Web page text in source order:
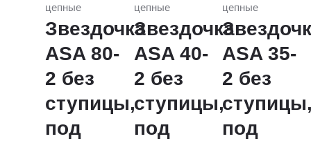
цепные
Звездочка
ASA 80-
2 без
ступицы,
под
цепные
Звездочка
ASA 40-
2 без
ступицы,
под
цепные
ASA 35-
2 без
под